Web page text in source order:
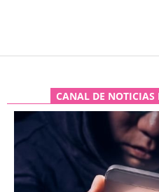
CANAL DE NOTICIAS